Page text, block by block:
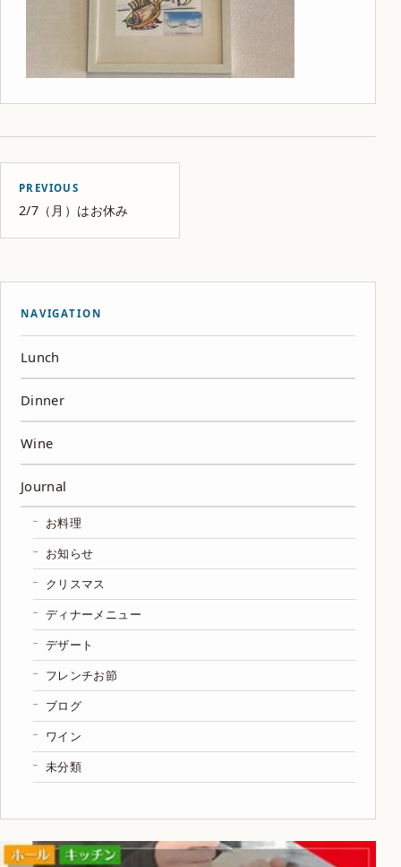
PREVIOUS
2/7（月）はお休み
NAVIGATION
Lunch
Dinner
Wine
Journal
お料理
お知らせ
クリスマス
ディナーメニュー
デザート
フレンチお節
ブログ
ワイン
未分類